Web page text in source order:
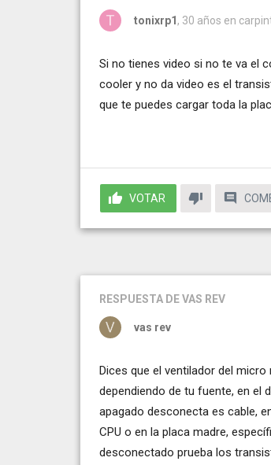
tonixrp1 , 30 años en
Si no tienes video si no te va el
cooler y no da video es el
que te puedes cargar toda la
VOTAR
RESPUESTA DE VAS REV
vas rev
Dices que el ventilador del
dependiendo de tu fuente, en el
apagado desconecta es cable,
CPU o en la placa madre,
desconectado prueba los